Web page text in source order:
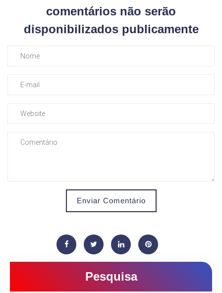
comentários não serão
disponibilizados publicamente
Enviar Comentário
Pesquisa